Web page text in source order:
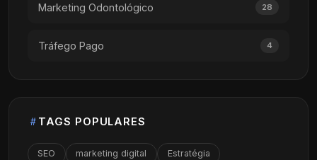
Marketing Odontológico 28
Tráfego Pago 4
TAGS POPULARES
SEO marketing digital Estratégia